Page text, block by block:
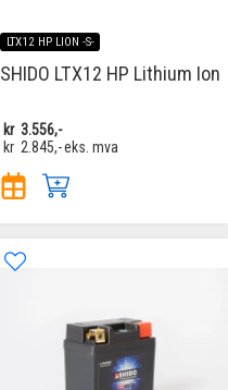
LTX12 HP LION -S-
SHIDO LTX12 HP Lithium Ion
kr 3.556,-
kr 2.845,-eks. mva